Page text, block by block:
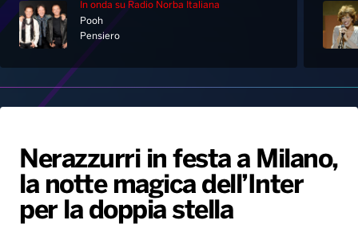
Home
Palinsesto
Hit Dance
Giochi&Concorsi
PALATOUR
Notizie
Locali
Musica e Spettacolo
Sport
Playlist
Generale
Novità
Notiziario
Interviste
Gallery
Radio Norba News TV
Voce al Bari
In onda su Radio Norba Italiana
Pooh
Pensiero
Nerazzurri in festa a Milano,
la notte magica dell’Inter
per la doppia stella